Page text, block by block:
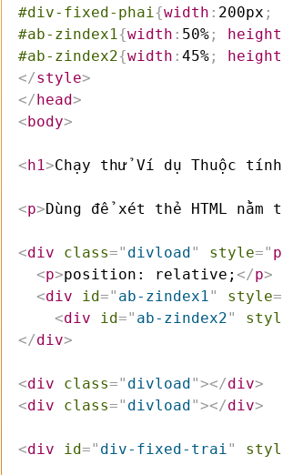
#div-fixed-phai{width : 200px ;
#ab-zindex1{width : 50% ; height
#ab-zindex2{width : 45% ; height
</style>
</head>
<body>
<h1>Chạy thử Ví dụ Thuộc
<p>Dùng để xét thẻ HTML
<div class=" divload" style="
<p>position: relative; </p>
<div id=" ab-zindex1" style=
<div id=" ab-zindex2"
</div>
<div class=" divload"></div>
<div class=" divload"></div>
<div id=" div-fixed-trai"